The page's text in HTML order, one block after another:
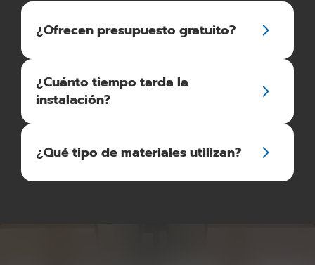
¿Ofrecen presupuesto gratuito?
¿Cuánto tiempo tarda la
instalación?
¿Qué tipo de materiales utilizan?